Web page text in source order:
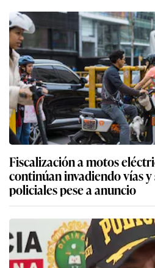
Fiscalización a motos
continúan invadiendo vías
policiales pese a anuncio